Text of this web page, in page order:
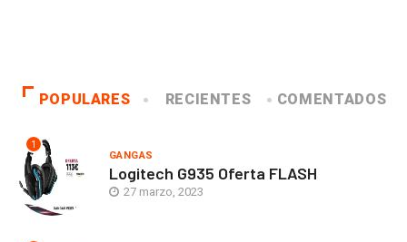
POPULARES RECIENTES COMENTADOS
1
GANGAS
Logitech G935 Oferta FLASH
27 marzo, 2023